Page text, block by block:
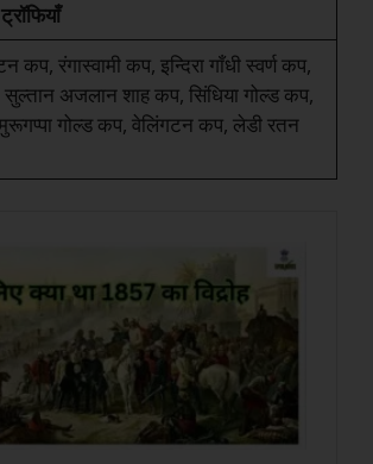
रंगास्वामी कप, इन्दिरा गाँधी स्वर्ण कप,
सुल्तान अजलान शाह कप, सिंधिया गोल्ड कप,
गोल्ड कप, वेलिंगटन कप, लेडी रतन